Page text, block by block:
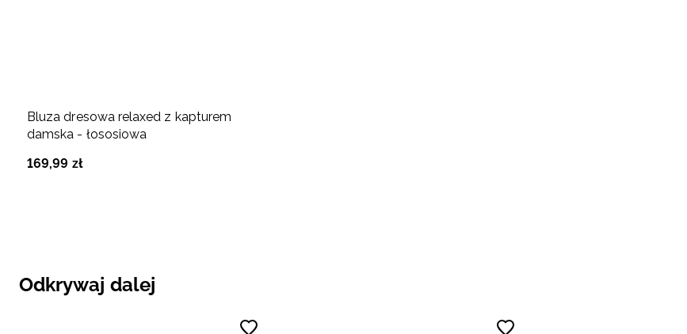
Bluza dresowa relaxed z kapturem
damska - łososiowa
169,99 zł
Odkrywaj dalej